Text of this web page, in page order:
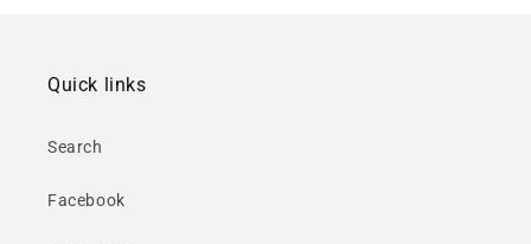
Quick links
Search
Facebook